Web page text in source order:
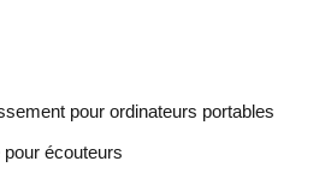
pour ordinateurs portables
écouteurs